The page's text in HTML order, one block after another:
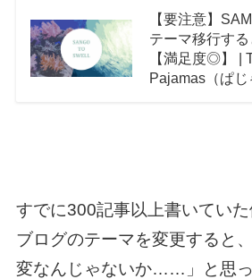
【要注意】
テーマ移行す
【満足度◎】 |
Pajamas（ぱじ
すでに300記事以上書いてい
ブログのテーマを変更すると
変なんじゃないか……」と思